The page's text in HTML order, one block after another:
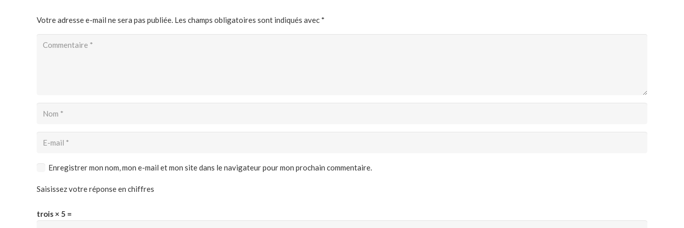
Votre adresse e-mail ne sera pas publiée. Les champs obligatoires sont indiqués avec *
Enregistrer mon nom, mon e-mail et mon site dans le navigateur pour mon prochain commentaire.
Saisissez votre réponse en chiffres
trois × 5 =